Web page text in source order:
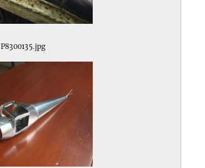
P8300135.jpg